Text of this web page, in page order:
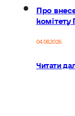
Про
комітету
04.08.2026
Читати